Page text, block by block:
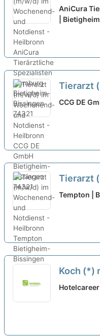
und
AniCura
|
Tierarzt
und
CCG DE
Tierarzt
und
Tempton |
Koch (*)
in